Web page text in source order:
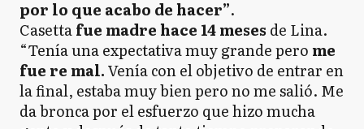
por lo que acabo de hacer”.
Casettafue madre hace 14 meses de Lina.
“Tenía una expectativa muy grande pero me
fue re mal.Venía con el objetivo de entrar en
la final, estaba muy bien pero no me salió. Me
da bronca por el esfuerzo que hizo mucha